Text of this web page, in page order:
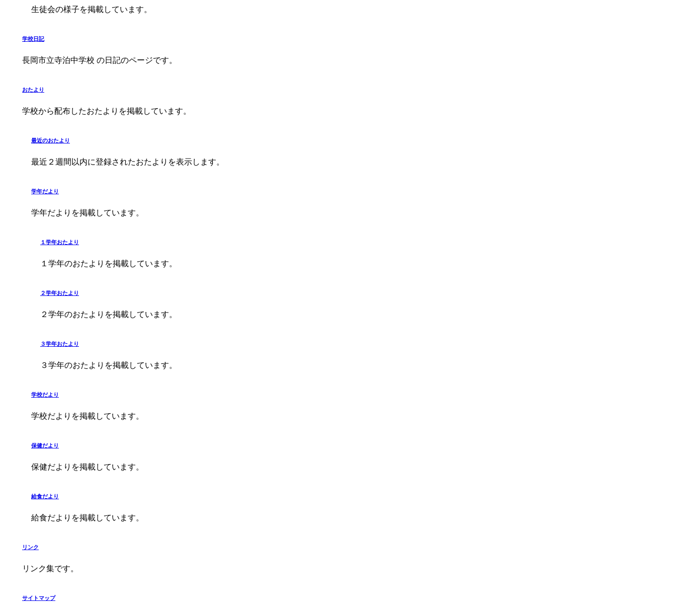
生徒会の様子を掲載しています。
学校日記
長岡市立寺泊中学校 の日記のページです。
おたより
学校から配布したおたよりを掲載しています。
最近のおたより
最近２週間以内に登録されたおたよりを表示します。
学年だより
学年だよりを掲載しています。
１学年おたより
１学年のおたよりを掲載しています。
２学年おたより
２学年のおたよりを掲載しています。
３学年おたより
３学年のおたよりを掲載しています。
学校だより
学校だよりを掲載しています。
保健だより
保健だよりを掲載しています。
給食だより
給食だよりを掲載しています。
リンク
リンク集です。
サイトマップ